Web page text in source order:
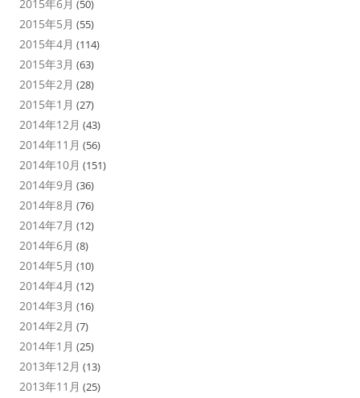
2015年6月 (50)
2015年5月 (55)
2015年4月 (114)
2015年3月 (63)
2015年2月 (28)
2015年1月 (27)
2014年12月 (43)
2014年11月 (56)
2014年10月 (151)
2014年9月 (36)
2014年8月 (76)
2014年7月 (12)
2014年6月 (8)
2014年5月 (10)
2014年4月 (12)
2014年3月 (16)
2014年2月 (7)
2014年1月 (25)
2013年12月 (13)
2013年11月 (25)